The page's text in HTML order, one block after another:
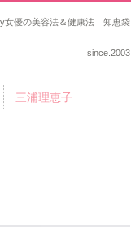
女優の美容法＆健康法 知恵袋
since.2003
三浦理恵子